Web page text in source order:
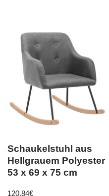
Schaukelstuhl aus
Hellgrauem Polyester
53 x 69 x 75 cm
120,84€